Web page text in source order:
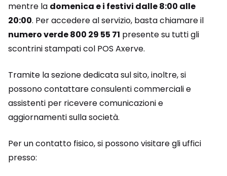
mentre la domenica e i festivi dalle 8:00 alle
20:00. Per accedere al servizio, basta chiamare il
numero verde 800 29 55 71 presente su tutti gli
scontrini stampati col POS Axerve.
Tramite la sezione dedicata sul sito, inoltre, si
possono contattare consulenti commerciali e
assistenti per ricevere comunicazioni e
aggiornamenti sulla società.
Per un contatto fisico, si possono visitare gli uffici
presso: